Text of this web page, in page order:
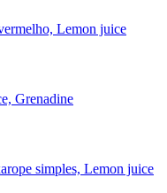
Lemon juice
Grenadine
simples, Lemon juice